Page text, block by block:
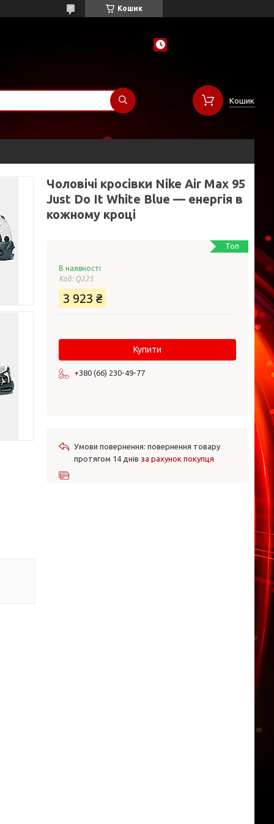
Кошик
Кошик
Чоловічі кросівки Nike Air Max 95
Just Do It White Blue — енергія в
кожному кроці
Топ
В наявності
Код: Q225
3 923 ₴
Купити
+380 (66) 230-49-77
повернення товару
протягом 14 днів за рахунок покупця